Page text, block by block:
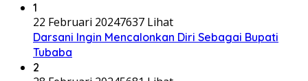
1
22 Februari 20247637 Lihat
Darsani Ingin Mencalonkan Diri Sebagai Bupati
Tubaba
2